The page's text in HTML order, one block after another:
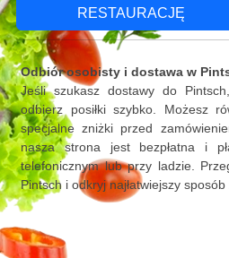
RESTAURACJĘ
Odbiór osobisty i dostawa w
Jeśli szukasz dostawy do
odbierz posiłki szybko. Możesz
specjalne zniżki przed
nasza strona jest bezpłatna i
telefonicznym lub przy ladzie.
Pintsch i odkryj najłatwiejszy